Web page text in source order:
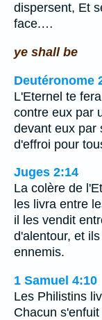
dispersent, Et
face.…
ye shall be
Deutéronome
L'Eternel te
contre eux par
devant eux par
d'effroi pour
Juges 2:14
La colère de
les livra entre
il les vendit
d'alentour, et
ennemis.
1 Samuel 4:10
Les Philistins
Chacun